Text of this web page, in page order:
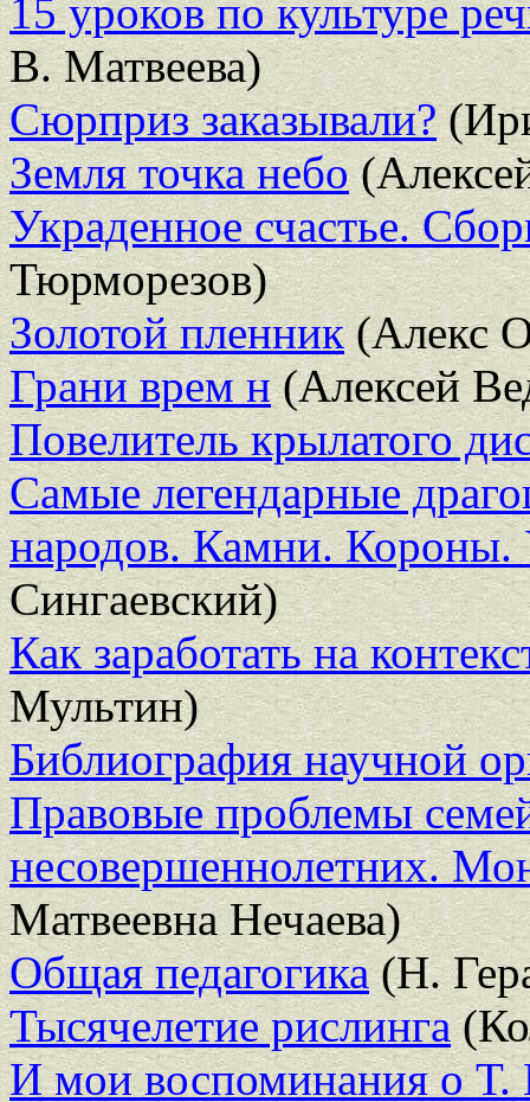
15 уроков по культуре
В. Матвеева)
Сюрприз заказывали?
Земля точка небо
Украденное счастье.
Тюрморезов)
Золотой пленник(Алекс
Грани врем н(Алексей
Повелитель крылатого
Самые легендарные
народов. Камни. Короны.
Сингаевский)
Как заработать на
Мультин)
Библиография научной
Правовые проблемы
несовершеннолетних.
Матвеевна Нечаева)
Общая педагогика(Н.
Тысячелетие рислинга
И мои воспоминания о Т.